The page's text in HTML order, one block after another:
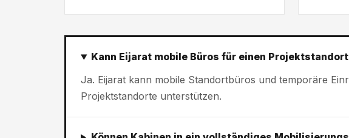
Kann Eijarat mobile Büros für einen
Ja. Eijarat kann mobile Standortbüros und temporäre
Projektstandorte unterstützen.